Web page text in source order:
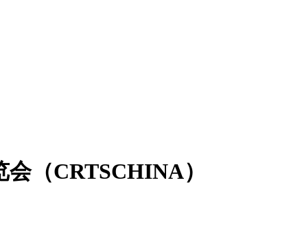
（CRTSCHINA）